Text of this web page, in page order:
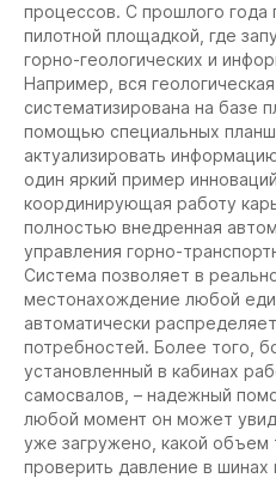
процессов. С прошлого года
пилотной площадкой, где
горно-геологических и
Например, вся
систематизирована на базе
помощью специальных
актуализировать
один яркий пример
координирующая работу
полностью внедренная
управления горно-
Система позволяет в
местонахождение любой
автоматически
потребностей. Более того,
установленный в кабинах
самосвалов, – надежный
любой момент он может
уже загружено, какой объем
проверить давление в шинах